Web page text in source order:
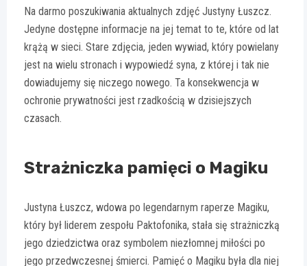
Na darmo poszukiwania aktualnych zdjęć Justyny Łuszcz.
Jedyne dostępne informacje na jej temat to te, które od lat
krążą w sieci. Stare zdjęcia, jeden wywiad, który powielany
jest na wielu stronach i wypowiedź syna, z której i tak nie
dowiadujemy się niczego nowego. Ta konsekwencja w
ochronie prywatności jest rzadkością w dzisiejszych
czasach.
Strażniczka pamięci o Magiku
Justyna Łuszcz, wdowa po legendarnym raperze Magiku,
który był liderem zespołu Paktofonika, stała się strażniczką
jego dziedzictwa oraz symbolem niezłomnej miłości po
jego przedwczesnej śmierci. Pamięć o Magiku była dla niej